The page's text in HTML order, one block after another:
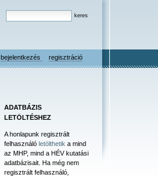
bejelentkezés regisztráció
ADATBÁZIS
LETÖLTÉSHEZ
A honlapunk regisztrált
felhasználó letölthetik a mind
az MHP, mind a HÉV kutatási
adatbázisait. Ha még nem
regisztrált felhasználó,